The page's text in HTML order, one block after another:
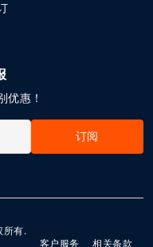
优惠！
订阅
所有.
客户服务
相关条款